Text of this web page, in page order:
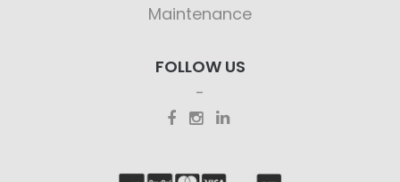
Maintenance
FOLLOW US